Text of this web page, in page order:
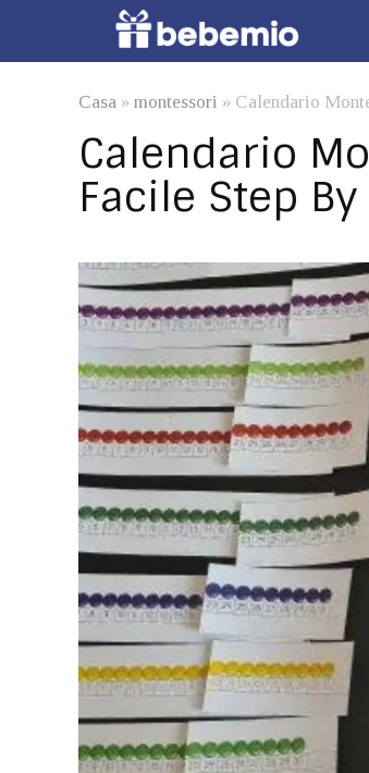
Casa » montessori » Calendario
Calendario
Facile Step